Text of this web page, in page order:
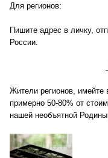
Для регионов:
Пишите адрес в личку,
России.
Жители регионов, имейте
примерно 50-80% от
нашей необъятной